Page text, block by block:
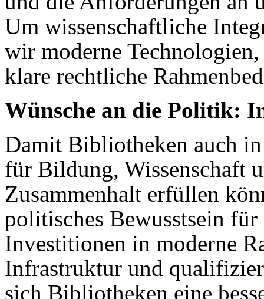
Um wissenschaftliche
wir moderne
klare rechtliche
Wünsche an die Politik:
Damit Bibliotheken auch
für Bildung, Wissenschaft
Zusammenhalt erfüllen
politisches Bewusstsein
Investitionen in moderne
Infrastruktur und
sich Bibliotheken eine